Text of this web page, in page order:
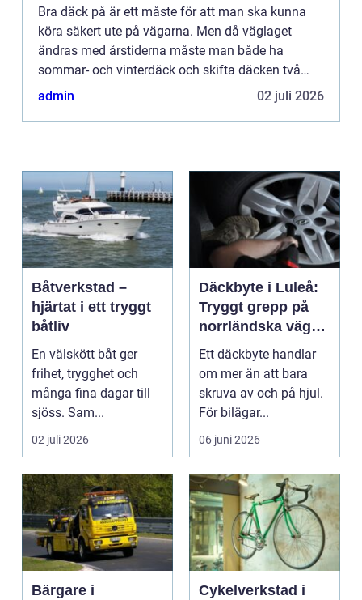
Bra däck på är ett måste för att man ska kunna
köra säkert ute på vägarna. Men då väglaget
ändras med årstiderna måste man både ha
sommar- och vinterdäck och skifta däcken två
gånger om året. Tyvärr finns det inget däck som
admin 02 juli 2026
Båtverkstad –
hjärtat i ett tryggt
båtliv
En välskött båt ger
frihet, trygghet och
många fina dagar till
sjöss. Sam...
02 juli 2026
Däckbyte i Luleå:
Tryggt grepp på
norrländska vägar
året runt
Ett däckbyte handlar
om mer än att bara
skruva av och på hjul.
För bilägar...
06 juni 2026
Bärgare i
Cykelverkstad i